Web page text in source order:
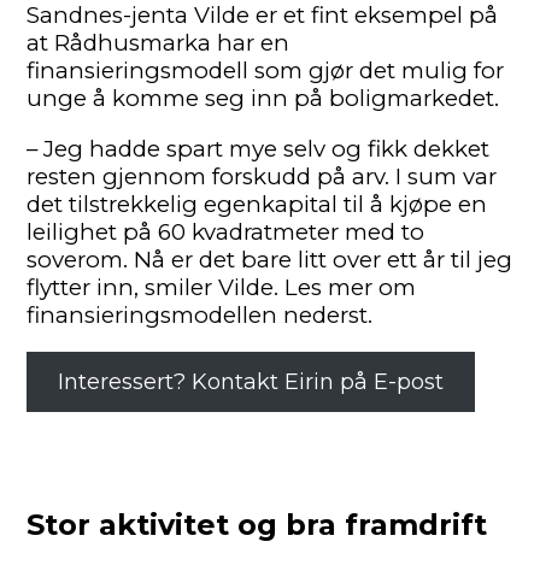
Sandnes-jenta Vilde er et fint eksempel på
at Rådhusmarka har en
finansieringsmodell som gjør det mulig for
unge å komme seg inn på boligmarkedet.
– Jeg hadde spart mye selv og fikk dekket
resten gjennom forskudd på arv. I sum var
det tilstrekkelig egenkapital til å kjøpe en
leilighet på 60 kvadratmeter med to
soverom. Nå er det bare litt over ett år til jeg
flytter inn, smiler Vilde. Les mer om
finansieringsmodellen nederst.
Interessert? Kontakt Eirin på E-post
Stor aktivitet og bra framdrift